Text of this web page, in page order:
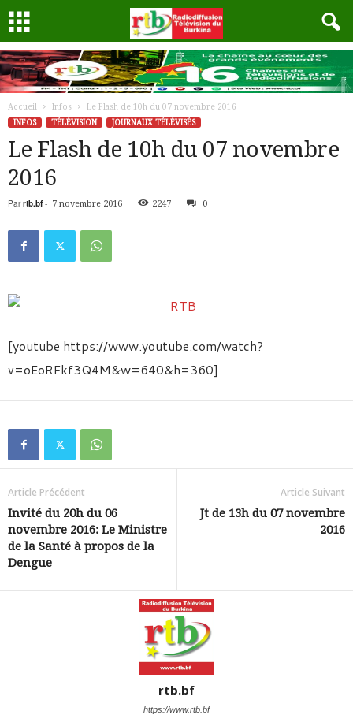
Accueil Infos
Le Flash de 10h du 07 novembre 2016
INFOS
TÉLÉVISION JOURNAUX TÉLÉVISÉS
Le Flash de 10h du 07 novembre
2016
Par rtb.bf- 7 novembre 2016 2247 0
[youtube https://www.youtube.com/watch?
v=oEoRFkf3Q4M&w=640&h=360]
Article Précédent
Invité du 20h du 06
novembre 2016: Le Ministre
de la Santé à propos de la
Dengue
Article Suivant
Jt de 13h du 07 novembre
2016
rtb.bf
https://www.rtb.bf